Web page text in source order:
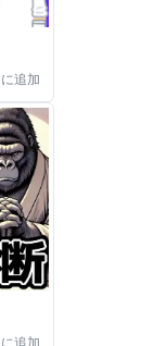
に追加
に追加